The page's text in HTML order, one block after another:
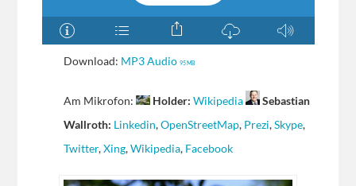
Download: MP3 Audio 95 MB
Am Mikrofon: Holder: Wikipedia
Sebastian
Wallroth: Linkedin,OpenStreetMap, Prezi,Skype,
Twitter,Xing,Wikipedia, Facebook